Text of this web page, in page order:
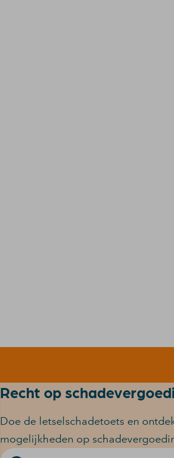
Recht op
Doe de letselschadetoets en
mogelijkheden op